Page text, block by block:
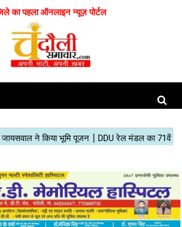
का पहला ऑनलाइन न्यूज़ पोर्टल